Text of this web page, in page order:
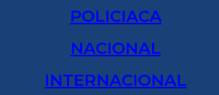
POLICIACA
NACIONAL
INTERNACIONAL